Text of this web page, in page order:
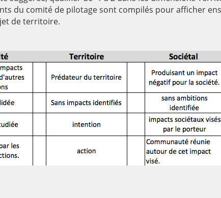
appropriables sur “Présentation-du-comité-de-pilotage-
du comité de pilotage sont compilés pour afficher
de territoire.